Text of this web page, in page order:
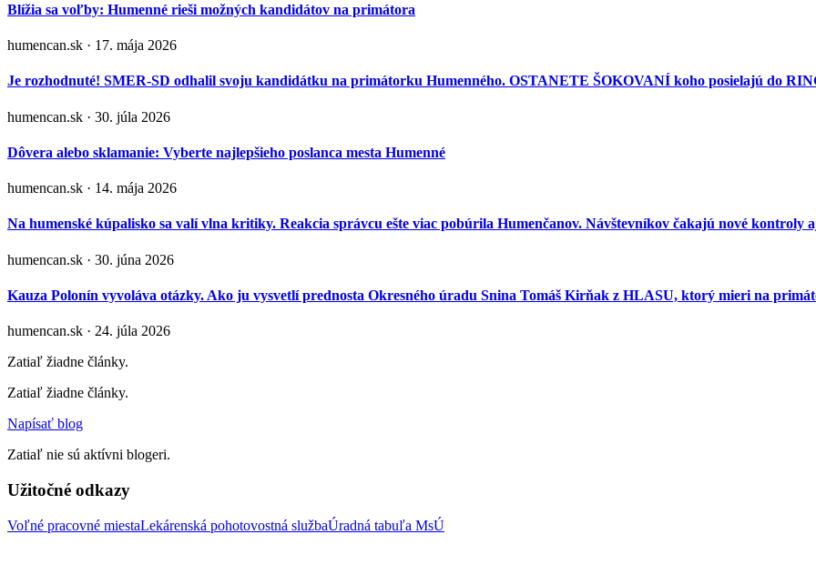
Blížia sa voľby: Humenné rieši možných kandidátov na primátora
humencan.sk · 17. mája 2026
Je rozhodnuté! SMER-SD odhalil svoju kandidátku na primátorku Humenného. OSTANETE ŠOKOVANÍ koho posielajú do
humencan.sk · 30. júla 2026
Dôvera alebo sklamanie: Vyberte najlepšieho poslanca mesta Humenné
humencan.sk · 14. mája 2026
Na humenské kúpalisko sa valí vlna kritiky. Reakcia správcu ešte viac pobúrila Humenčanov. Návštevníkov čakajú nové kontroly
humencan.sk · 30. júna 2026
Kauza Polonín vyvoláva otázky. Ako ju vysvetlí prednosta Okresného úradu Snina Tomáš Kirňak z HLASU, ktorý mieri na
humencan.sk · 24. júla 2026
Zatiaľ žiadne články.
Zatiaľ žiadne články.
Napísať blog
Zatiaľ nie sú aktívni blogeri.
Užitočné odkazy
Voľné pracovné miestaLekárenská pohotovostná službaÚradná tabuľa MsÚ